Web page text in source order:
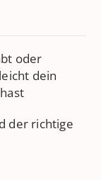
oder
dein
der richtige